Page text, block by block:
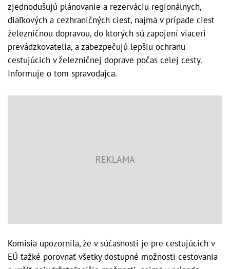
zjednodušujú plánovanie a rezerváciu regionálnych,
diaľkových a cezhraničných ciest, najmä v prípade ciest
železničnou dopravou, do ktorých sú zapojení viacerí
prevádzkovatelia, a zabezpečujú lepšiu ochranu
cestujúcich v železničnej doprave počas celej cesty.
Informuje o tom spravodajca.
Komisia upozornila, že v súčasnosti je pre cestujúcich v
EÚ ťažké porovnať všetky dostupné možnosti cestovania